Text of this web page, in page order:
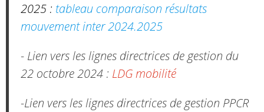
2025 : tableau comparaison résultats
mouvement inter 2024.2025
- Lien vers les lignes directrices de gestion du
22 octobre 2024 : LDG mobilité
-Lien vers les lignes directrices de gestion PPCR